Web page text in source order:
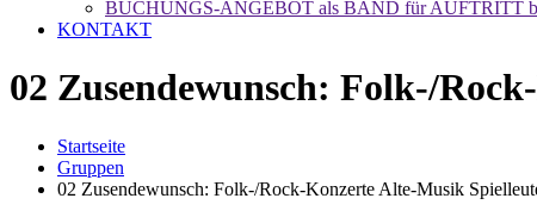
BUCHUNGS-ANGEBOT als BAND für AUFTRITT
KONTAKT
02 Zusendewunsch: Folk-/
Startseite
Gruppen
02 Zusendewunsch: Folk-/Rock-Konzerte Alte-Musik